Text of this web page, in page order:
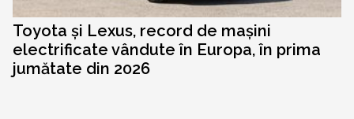
Toyota și Lexus, record de mașini
electrificate vândute în Europa, în prima
jumătate din 2026